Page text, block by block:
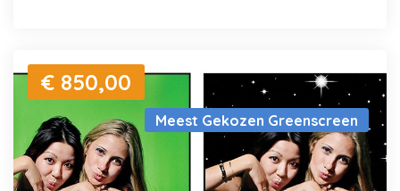
Meest Gekozen Greenscreen
€ 850,00